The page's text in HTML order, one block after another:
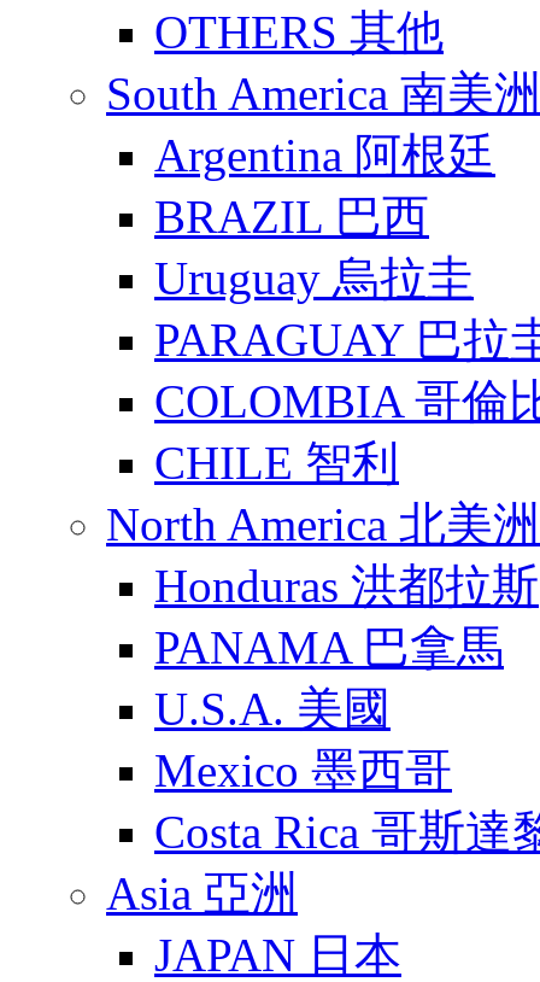
OTHERS 其他
South America 南美洲
Argentina 阿根廷
BRAZIL 巴西
Uruguay 烏拉圭
PARAGUAY 巴拉
COLOMBIA 哥倫
CHILE 智利
North America 北美洲
Honduras 洪都拉斯
PANAMA 巴拿馬
U.S.A. 美國
Mexico 墨西哥
Costa Rica 哥斯達
Asia 亞洲
JAPAN 日本